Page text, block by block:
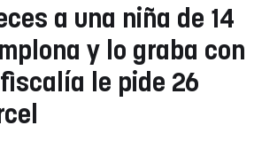
a una niña de 14
y lo graba con
le pide 26